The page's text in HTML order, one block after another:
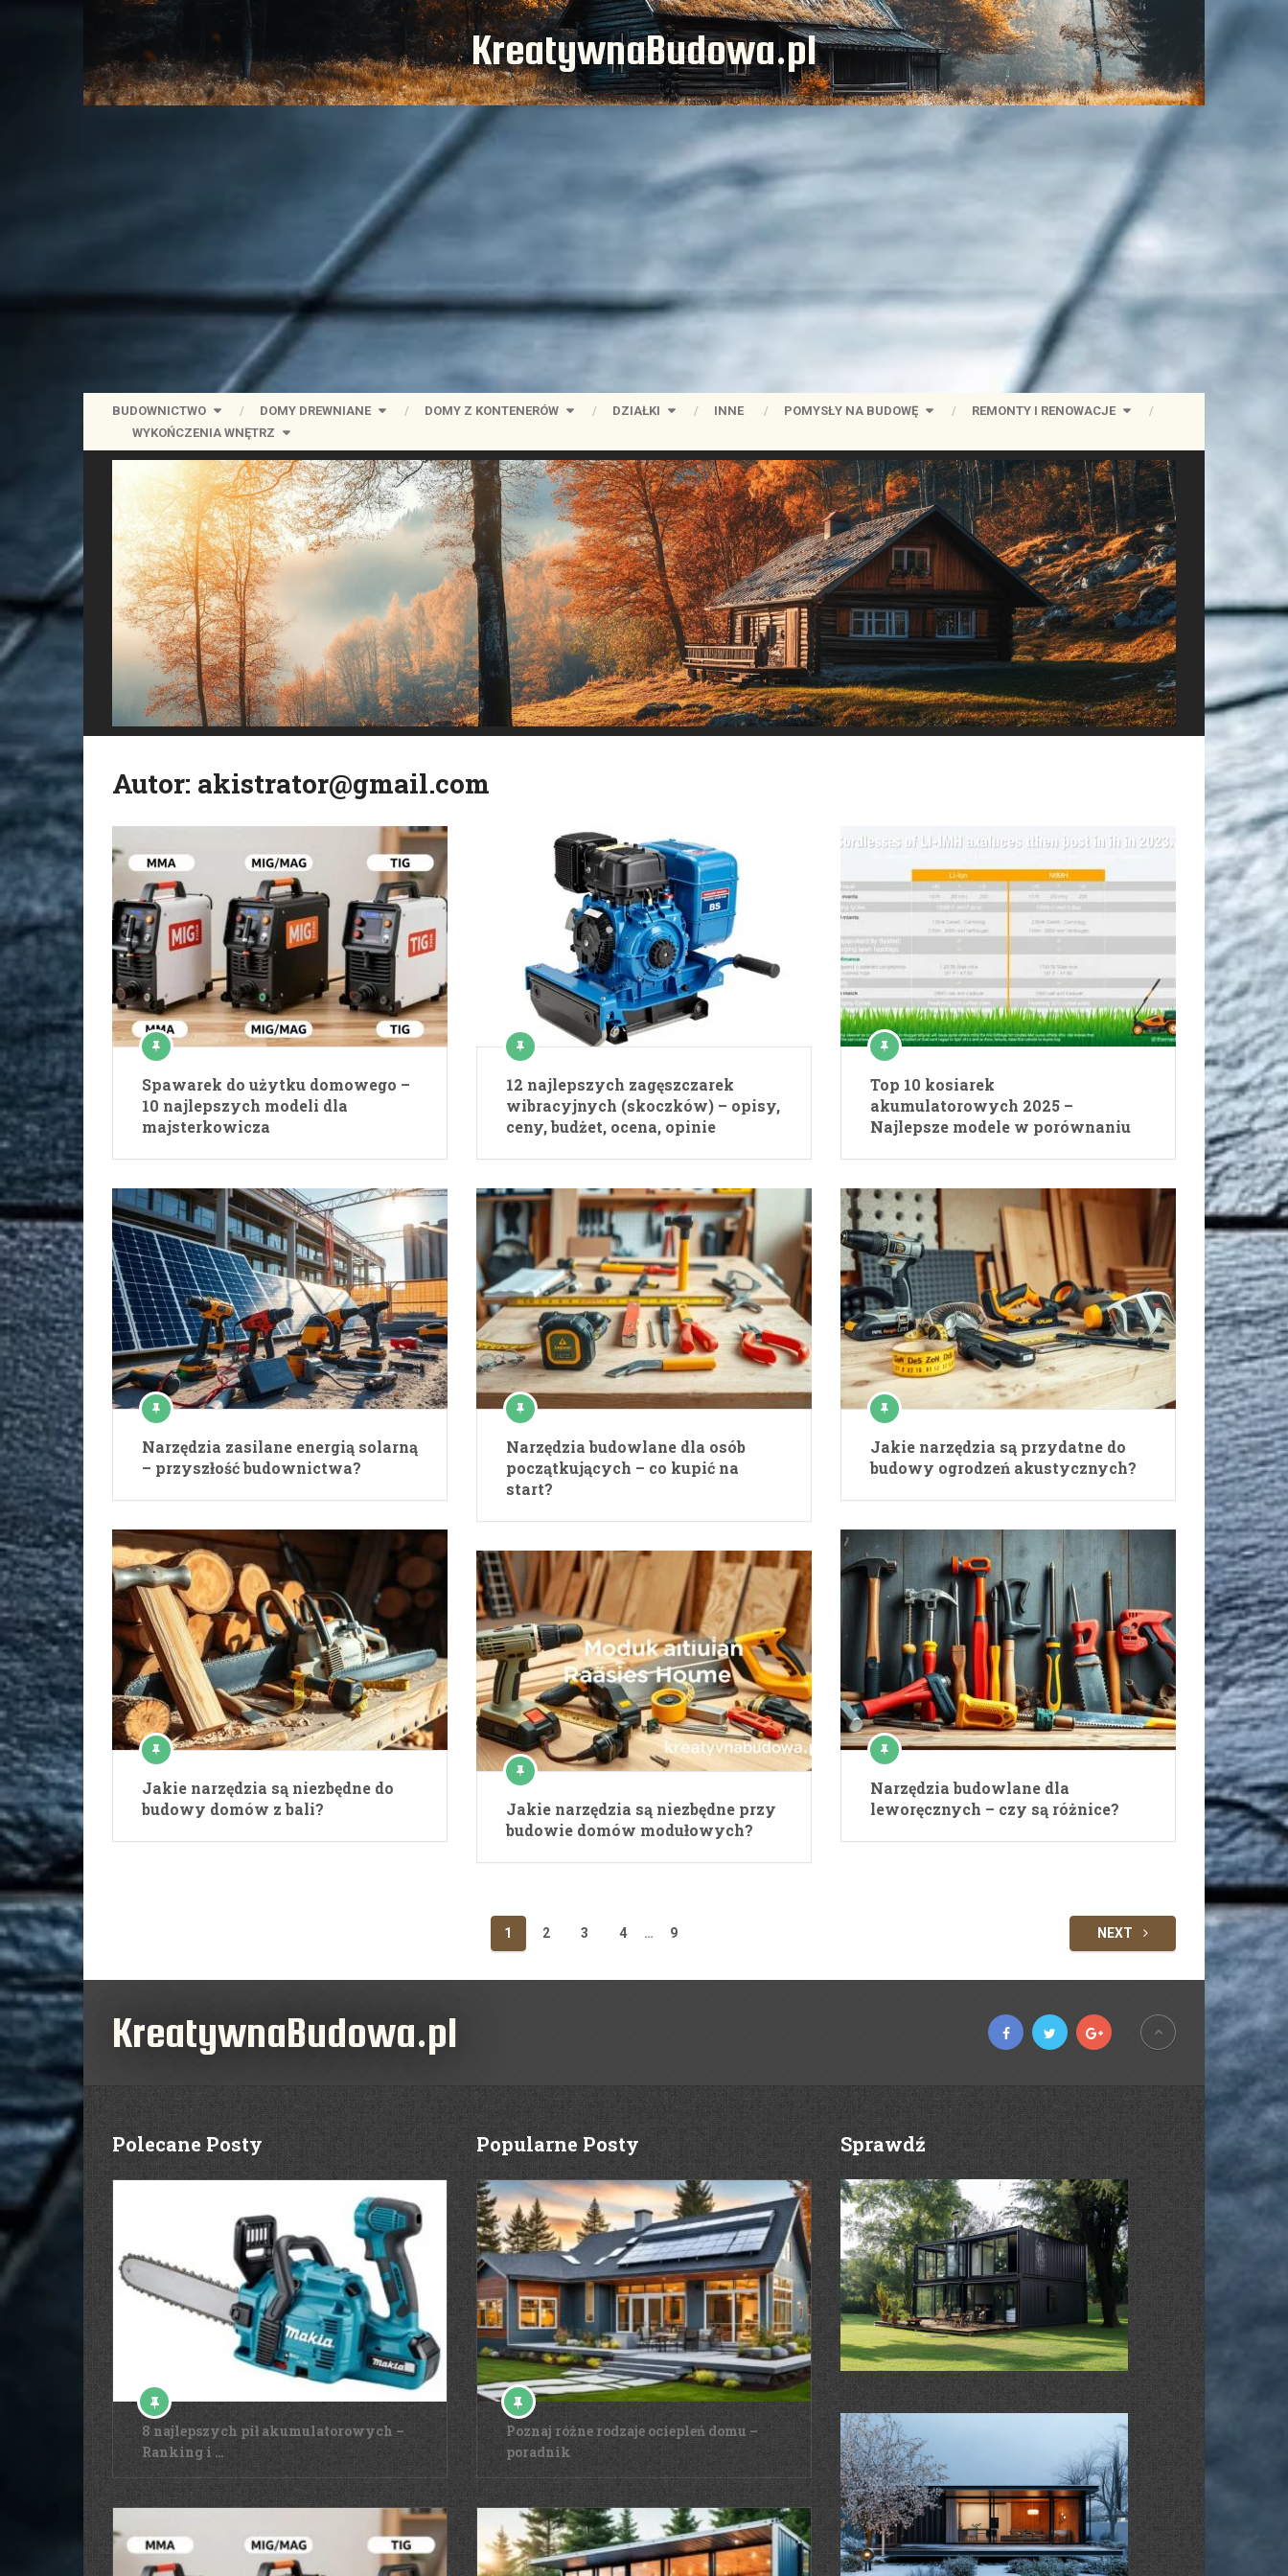
KreatywnaBudowa.pl
BUDOWNICTWO DOMY DREWNIANE DOMY Z KONTENERÓW DZIAŁKI INNE POMYSŁY NA BUDOWĘ
REMONTY I RENOWACJE
WYKOŃCZENIA WNĘTRZ
Autor: akistrator@gmail.com
Spawarek do użytku domowego –
10 najlepszych modeli dla
majsterkowicza
12 najlepszych zagęszczarek
wibracyjnych (skoczków) – opisy,
ceny, budżet, ocena, opinie
Top 10 kosiarek
akumulatorowych 2025 –
Najlepsze modele w porównaniu
Narzędzia zasilane energią solarną
– przyszłość budownictwa?
Narzędzia budowlane dla osób
początkujących – co kupić na
start?
Jakie narzędzia są przydatne do
budowy ogrodzeń akustycznych?
Jakie narzędzia są niezbędne do
budowy domów z bali?
Narzędzia budowlane dla
leworęcznych – czy są różnice?
Jakie narzędzia są niezbędne przy
budowie domów modułowych?
1 2 3 4 … 9 NEXT
KreatywnaBudowa.pl
Polecane Posty
8 najlepszych pił akumulatorowych –
Ranking i …
Popularne Posty
Poznaj różne rodzaje ociepleń domu –
poradnik
Sprawdź